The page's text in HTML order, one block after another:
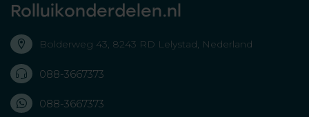
Rolluikonderdelen.nl
Bolderweg 43, 8243 RD Lelystad, Nederland
088-3667373
088-3667373